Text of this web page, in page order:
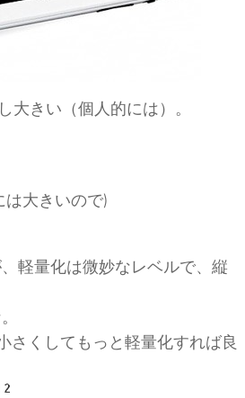
大きい（個人的には）。
は大きいので)
軽量化は微妙なレベルで、縦
さくしてもっと軽量化すれば良